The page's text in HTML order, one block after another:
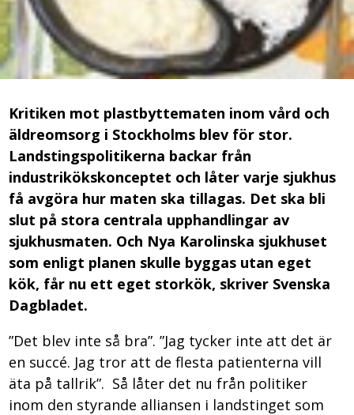
Kritiken mot plastbyttematen inom vård och
äldreomsorg i Stockholms blev för stor.
Landstingspolitikerna backar från
industrikökskonceptet och låter varje sjukhus
få avgöra hur maten ska tillagas. Det ska bli
slut på stora centrala upphandlingar av
sjukhusmaten. Och Nya Karolinska sjukhuset
som enligt planen skulle byggas utan eget
kök, får nu ett eget storkök, skriver Svenska
Dagbladet.
”Det blev inte så bra”. ”Jag tycker inte att det är
en succé. Jag tror att de flesta patienterna vill
äta på tallrik”. Så låter det nu från politiker
inom den styrande alliansen i landstinget som